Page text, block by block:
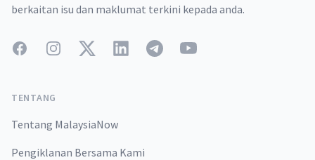
berkaitan isu dan maklumat terkini kepada anda.
FacebookInstagramTwitterLinkedInTelegramYouTube
TENTANG
Tentang MalaysiaNow
Pengiklanan Bersama Kami